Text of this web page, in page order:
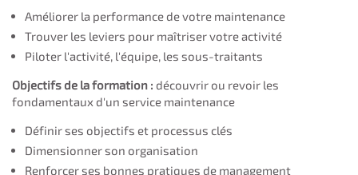
Améliorer la performance de votre maintenance
Trouver les leviers pour maîtriser votre activité
Piloter l'activité, l'équipe, les sous-traitants
Objectifs de la formation : découvrir ou revoir les
fondamentaux d'un service maintenance
Définir ses objectifs et processus clés
Dimensionner son organisation
Renforcer ses bonnes pratiques de management